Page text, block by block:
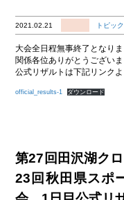
2021.02.21 トピッ
大会全日程無事終了となりま
関係各位ありがとうございま
公式リザルトは下記リンクよ
official_results-1 ダウンロード
第27回田沢湖ク
23回秋田県スポ